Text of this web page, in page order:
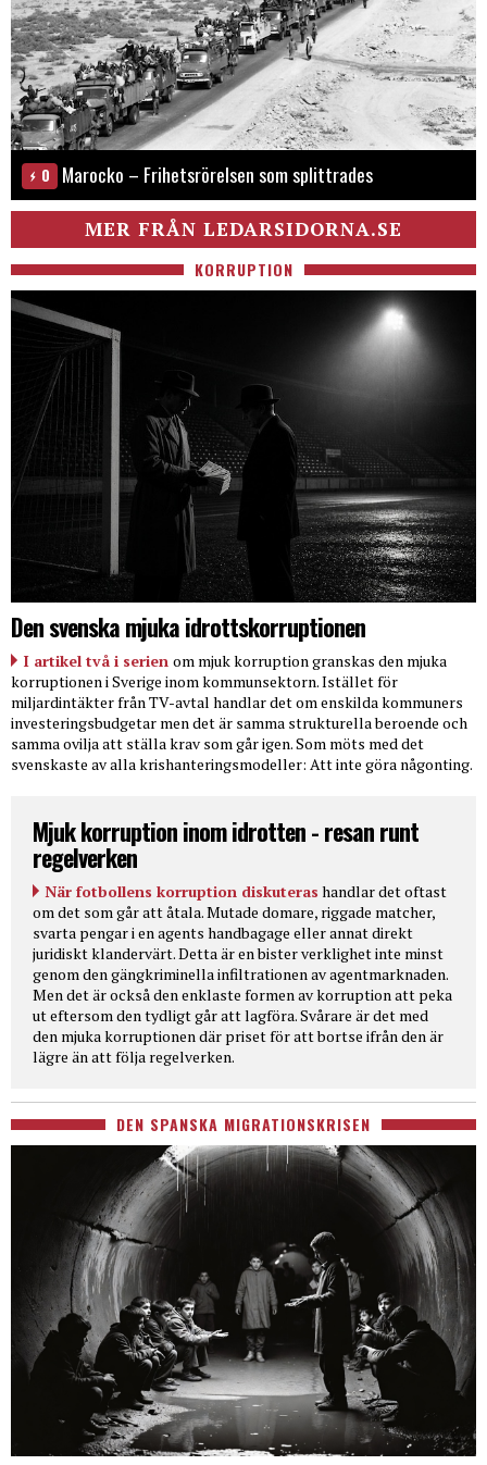
0 Marocko – Frihetsrörelsen som splittrades
MER FRÅN LEDARSIDORNA.SE
KORRUPTION
Den svenska mjuka idrottskorruptionen
I artikel två i serien om mjuk korruption granskas den mjuka
korruptionen i Sverige inom kommunsektorn. Istället för
miljardintäkter från TV-avtal handlar det om enskilda kommuners
investeringsbudgetar men det är samma strukturella beroende och
samma ovilja att ställa krav som går igen. Som möts med det
svenskaste av alla krishanteringsmodeller: Att inte göra någonting.
Mjuk korruption inom idrotten - resan runt
regelverken
När fotbollens korruption diskuteras handlar det oftast
om det som går att åtala. Mutade domare, riggade matcher,
svarta pengar i en agents handbagage eller annat direkt
juridiskt klandervärt. Detta är en bister verklighet inte minst
genom den gängkriminella infiltrationen av agentmarknaden.
Men det är också den enklaste formen av korruption att peka
ut eftersom den tydligt går att lagföra. Svårare är det med
den mjuka korruptionen där priset för att bortse ifrån den är
lägre än att följa regelverken.
DEN SPANSKA MIGRATIONSKRISEN